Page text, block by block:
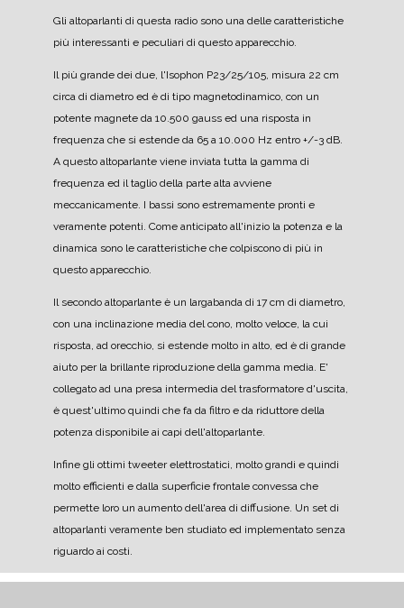
Gli altoparlanti di questa radio sono una delle caratteristiche
più interessanti e peculiari di questo apparecchio.
Il più grande dei due, l'Isophon P23/25/105, misura 22 cm
circa di diametro ed è di tipo magnetodinamico, con un
potente magnete da 10.500 gauss ed una risposta in
frequenza che si estende da 65 a 10.000 Hz entro +/-3 dB.
A questo altoparlante viene inviata tutta la gamma di
frequenza ed il taglio della parte alta avviene
meccanicamente. I bassi sono estremamente pronti e
veramente potenti. Come anticipato all'inizio la potenza e la
dinamica sono le caratteristiche che colpiscono di più in
questo apparecchio.
Il secondo altoparlante è un largabanda di 17 cm di diametro,
con una inclinazione media del cono, molto veloce, la cui
risposta, ad orecchio, si estende molto in alto, ed è di grande
aiuto per la brillante riproduzione della gamma media. E'
collegato ad una presa intermedia del trasformatore d'uscita,
è quest'ultimo quindi che fa da filtro e da riduttore della
potenza disponibile ai capi dell'altoparlante.
Infine gli ottimi tweeter elettrostatici, molto grandi e quindi
molto efficienti e dalla superficie frontale convessa che
permette loro un aumento dell'area di diffusione. Un set di
altoparlanti veramente ben studiato ed implementato senza
riguardo ai costi.